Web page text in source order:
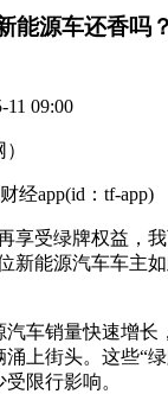
能源车还香吗
11 09:00
经app(id：tf-app)
享受绿牌权益，
新能源汽车车主
汽车销量快速增长
上街头。这些“
限行影响。